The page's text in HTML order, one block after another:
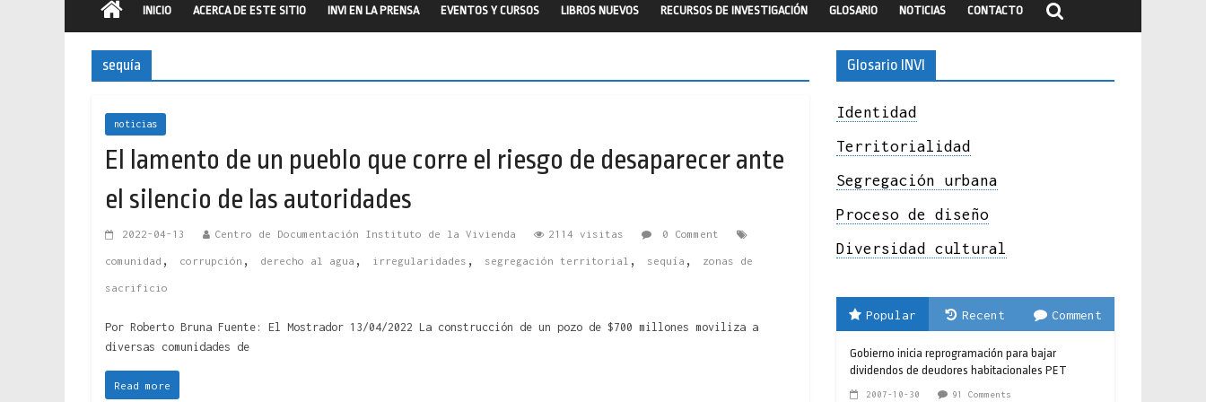
INICIO ACERCA DE ESTE SITIO INVI EN LA PRENSA EVENTOS Y CURSOS LIBROS NUEVOS RECURSOS DE INVESTIGACIÓN GLOSARIO NOTICIAS CONTACTO
sequía
noticias
El lamento de un pueblo que corre el riesgo de desaparecer ante
el silencio de las autoridades
2022-04-13 Centro de Documentación Instituto de la Vivienda 2114 visitas 0 Comment
comunidad , corrupción , derecho al agua , irregularidades , segregación territorial , sequía , zonas de
sacrificio
Por Roberto Bruna Fuente: El Mostrador 13/04/2022 La construcción de un pozo de $700 millones moviliza a
diversas comunidades de
Read more
Glosario INVI
Identidad
Territorialidad
Segregación urbana
Proceso de diseño
Diversidad cultural
Popular Recent Comment
Gobierno inicia reprogramación para bajar
dividendos de deudores habitacionales PET
2007-10-30 91 Comments